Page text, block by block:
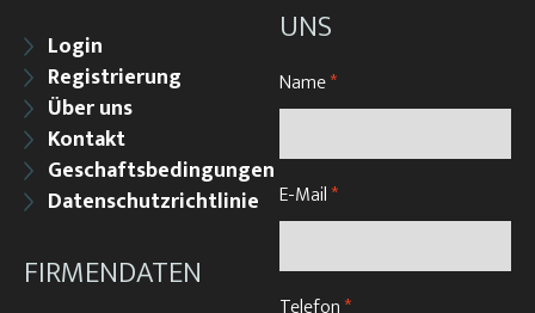
Login
Registrierung
Über uns
Kontakt
Geschaftsbedingungen
Datenschutzrichtlinie
FIRMENDATEN
UNS
Name*
E-Mail*